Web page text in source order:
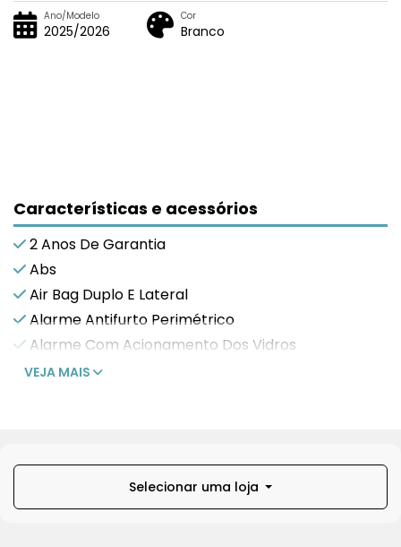
Ano/Modelo
2025/2026
Cor
Branco
Características e acessórios
2 Anos De Garantia
Abs
Air Bag Duplo E Lateral
Alarme Antifurto Perimétrico
Alarme Com Acionamento Dos Vidros
VEJA MAIS
Selecionar uma loja